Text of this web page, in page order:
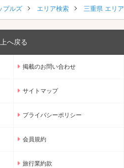
プルズ エリア検索 三重県 エリ
上へ戻る
掲載のお問い合わせ
サイトマップ
プライバシーポリシー
会員規約
旅行業約款